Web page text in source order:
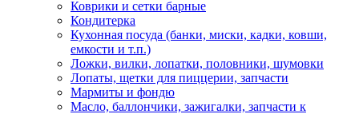
Коврики и сетки барные
Кондитерка
Кухонная посуда (банки, миски, кадки, ковши,
емкости и т.п.)
Ложки, вилки, лопатки, половники, шумовки
Лопаты, щетки для пиццерии, запчасти
Мармиты и фондю
Масло, баллончики, зажигалки, запчасти к